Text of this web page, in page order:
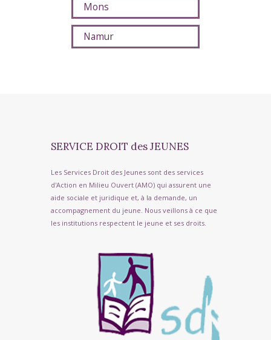
Mons
Namur
SERVICE DROIT des JEUNES
Les Services Droit des Jeunes sont des services
d'Action en Milieu Ouvert (AMO) qui assurent une
aide sociale et juridique et, à la demande, un
accompagnement du jeune. Nous veillons à ce que
les institutions respectent le jeune et ses droits.